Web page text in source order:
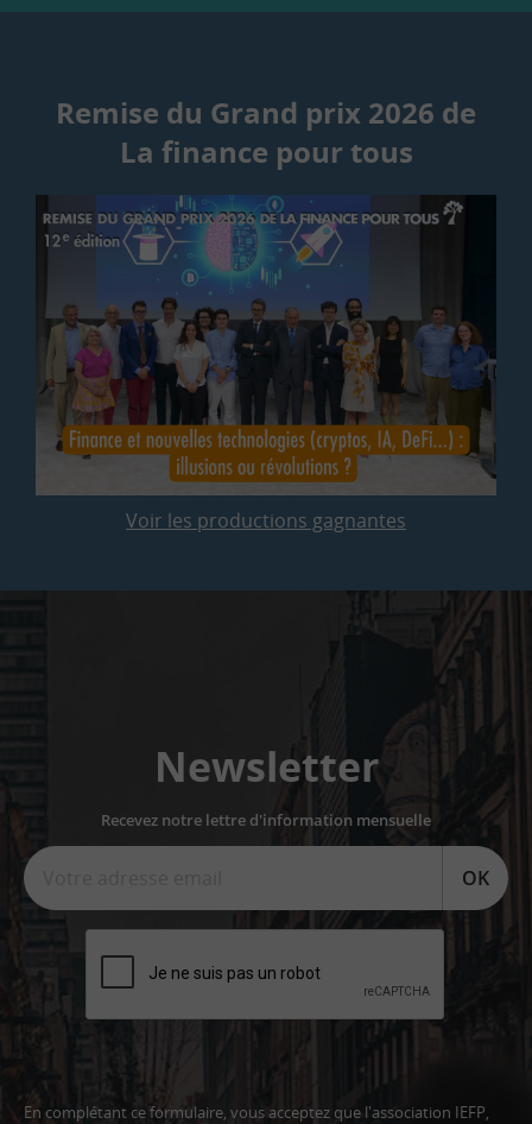
Remise du Grand prix 2026 de
La finance pour tous
Voir les productions gagnantes
Newsletter
Recevez notre lettre d'information mensuelle
OK
En complétant ce formulaire, vous acceptez que l'association IEFP,